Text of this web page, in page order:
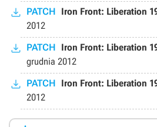
PATCH Iron Front: Liberation
2012
PATCH Iron Front: Liberation
grudnia 2012
PATCH Iron Front: Liberation
2012